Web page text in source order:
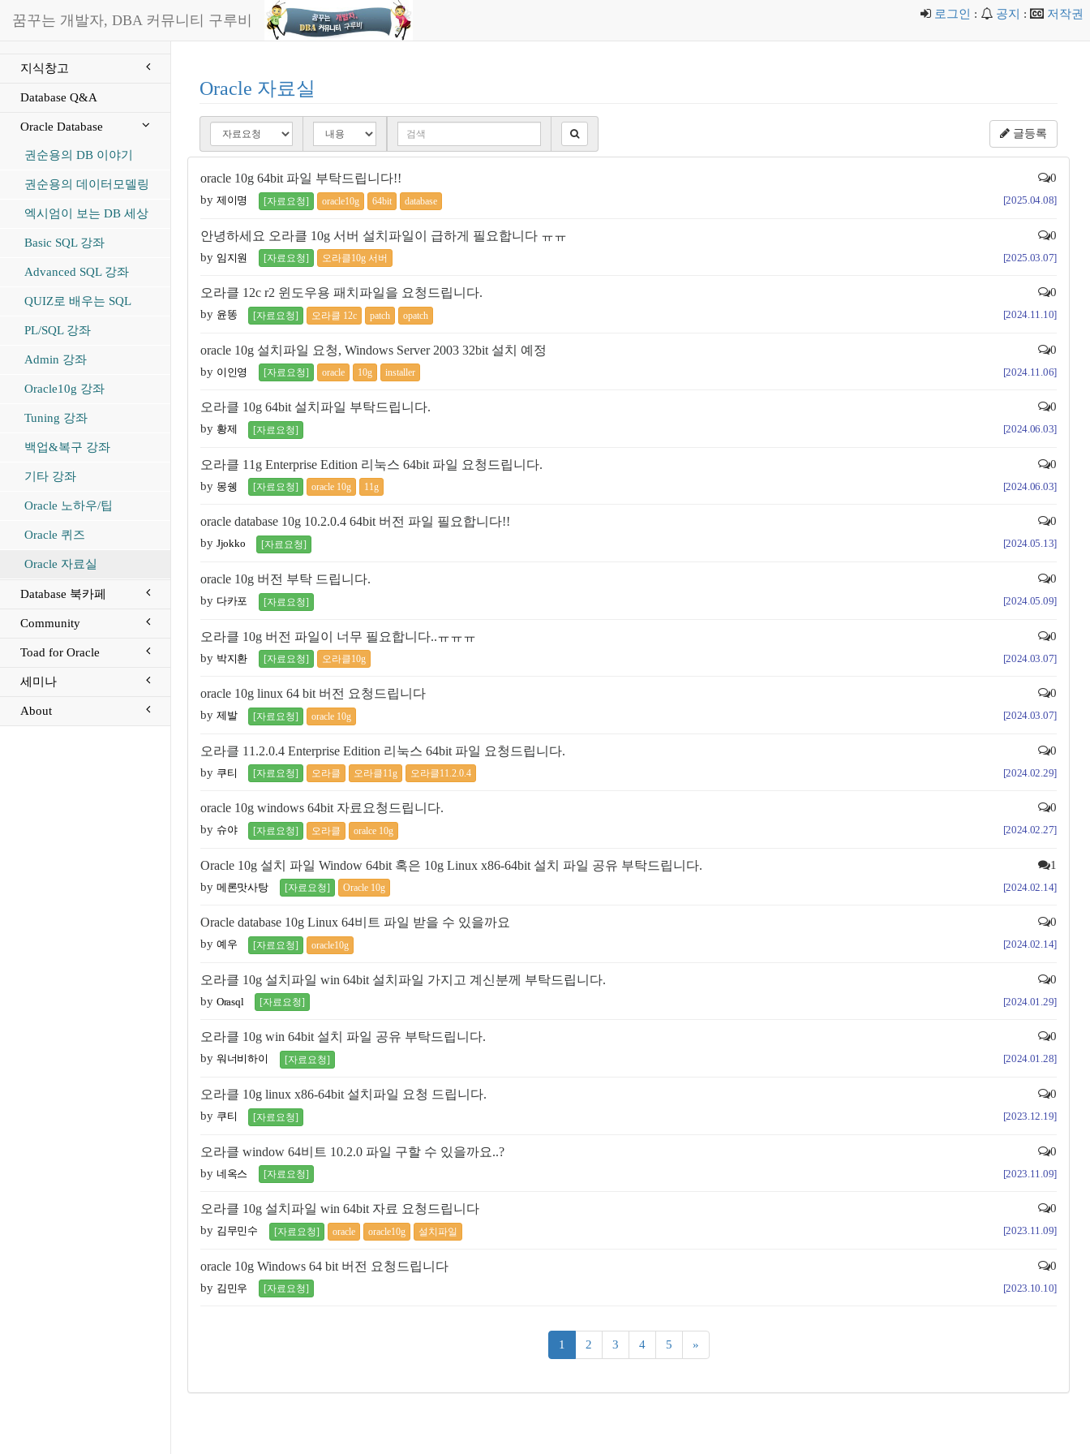
꿈꾸는 개발자, DBA 커뮤니티 구루비 로그인 : 공지 : 저작권
지식창고
Database Q&A
Oracle Database
권순용의 DB 이야기
권순용의 데이터모델링
엑시엄이 보는 DB 세상
Basic SQL 강좌
Advanced SQL 강좌
QUIZ로 배우는 SQL
PL/SQL 강좌
Admin 강좌
Oracle10g 강좌
Tuning 강좌
백업&복구 강좌
기타 강좌
Oracle 노하우/팁
Oracle 퀴즈
Oracle 자료실
Database 북카페
Community
Toad for Oracle
세미나
About
Oracle 자료실
글등록
oracle 10g 64bit 파일 부탁드립니다!! 0
by 제이명 [자료요청] oracle10g 64bit database [2025.04.08]
안녕하세요 오라클 10g 서버 설치파일이 급하게 필요합니다 ㅠㅠ 0
by 임지원 [자료요청] 오라클10g 서버 [2025.03.07]
오라클 12c r2 윈도우용 패치파일을 요청드립니다. 0
by 윤똥 [자료요청] 오라클 12c patch opatch [2024.11.10]
oracle 10g 설치파일 요청, Windows Server 2003 32bit 설치 예정 0
by 이인영 [자료요청] oracle 10g installer [2024.11.06]
오라클 10g 64bit 설치파일 부탁드립니다. 0
by 황제 [자료요청] [2024.06.03]
오라클 11g Enterprise Edition 리눅스 64bit 파일 요청드립니다. 0
by 몽쉥 [자료요청] oracle 10g 11g [2024.06.03]
oracle database 10g 10.2.0.4 64bit 버전 파일 필요합니다!! 0
by Jjokko [자료요청] [2024.05.13]
oracle 10g 버전 부탁 드립니다. 0
by 다카포 [자료요청] [2024.05.09]
오라클 10g 버전 파일이 너무 필요합니다..ㅠㅠㅠ 0
by 박지환 [자료요청] 오라클10g [2024.03.07]
oracle 10g linux 64 bit 버전 요청드립니다 0
by 제발 [자료요청] oracle 10g [2024.03.07]
오라클 11.2.0.4 Enterprise Edition 리눅스 64bit 파일 요청드립니다. 0
by 쿠티 [자료요청] 오라클 오라클11g 오라클11.2.0.4 [2024.02.29]
oracle 10g windows 64bit 자료요청드립니다. 0
by 슈야 [자료요청] 오라클 oralce 10g [2024.02.27]
Oracle 10g 설치 파일 Window 64bit 혹은 10g Linux x86-64bit 설치 파일 공유 부탁드립니다. 1
by 메론맛사탕 [자료요청] Oracle 10g [2024.02.14]
Oracle database 10g Linux 64비트 파일 받을 수 있을까요 0
by 예우 [자료요청] oracle10g [2024.02.14]
오라클 10g 설치파일 win 64bit 설치파일 가지고 계신분께 부탁드립니다. 0
by Orasql [자료요청] [2024.01.29]
오라클 10g win 64bit 설치 파일 공유 부탁드립니다. 0
by 워너비하이 [자료요청] [2024.01.28]
오라클 10g linux x86-64bit 설치파일 요청 드립니다. 0
by 쿠티 [자료요청] [2023.12.19]
오라클 window 64비트 10.2.0 파일 구할 수 있을까요..? 0
by 네옥스 [자료요청] [2023.11.09]
오라클 10g 설치파일 win 64bit 자료 요청드립니다 0
by 김무민수 [자료요청] oracle oracle10g 설치파일 [2023.11.09]
oracle 10g Windows 64 bit 버전 요청드립니다 0
by 김민우 [자료요청] [2023.10.10]
1 (current)
2 3 4 5 »